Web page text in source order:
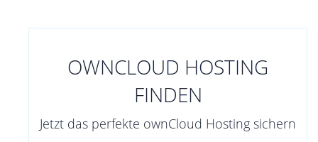
OWNCLOUD HOSTING
FINDEN
Jetzt das perfekte ownCloud Hosting sichern